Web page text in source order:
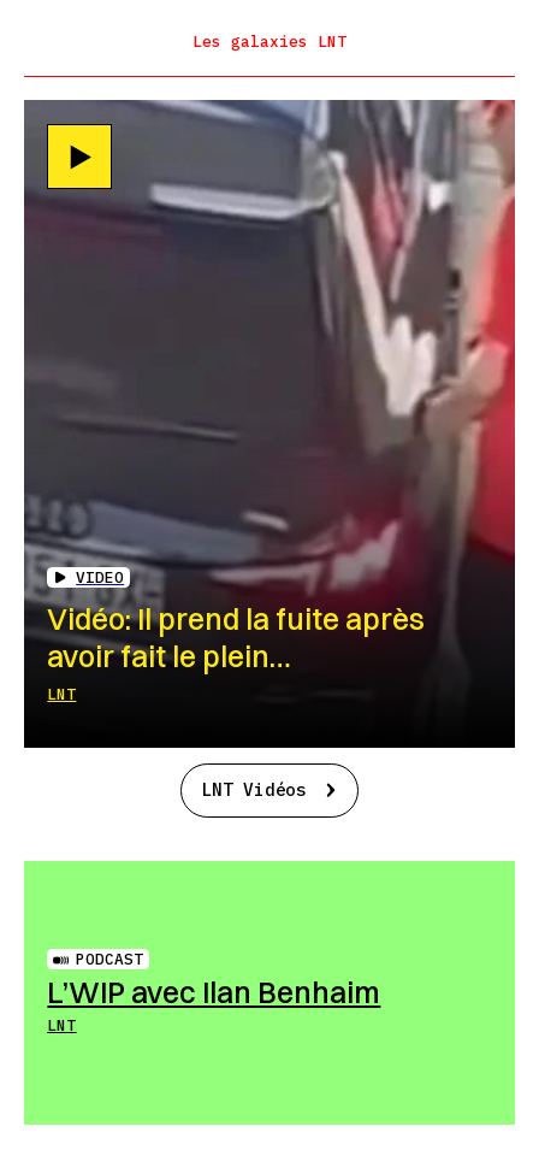
Les galaxies LNT
VIDEO
Vidéo: Il prend la fuite après
avoir fait le plein…
LNT
LNT Vidéos
PODCAST
L’WIP avec Ilan Benhaim
LNT